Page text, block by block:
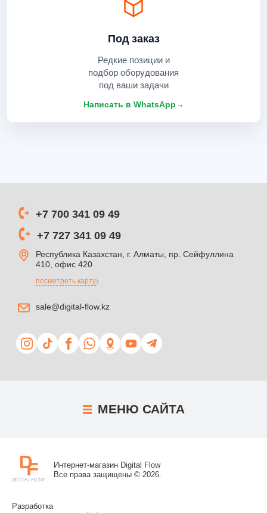
Под заказ
Редкие позиции и
подбор оборудования
под ваши задачи
Написать в WhatsApp→
+7 700 341 09 49
+7 727 341 09 49
Республика Казахстан, г. Алматы, пр. Сейфуллина
410, офис 420
посмотреть карту
sale@digital-flow.kz
МЕНЮ САЙТА
Интернет-магазин Digital Flow
Все права защищены © 2026.
Разработка